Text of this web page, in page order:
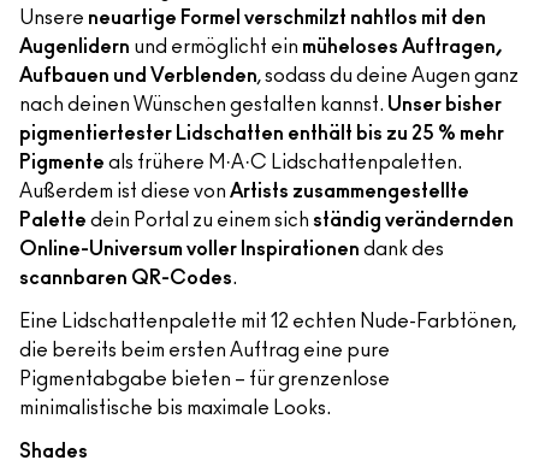
Unsere neuartige Formel verschmilzt nahtlos mit den
Augenlidern und ermöglicht ein müheloses Auftragen,
Aufbauen und Verblenden, sodass du deine Augen ganz
nach deinen Wünschen gestalten kannst. Unser bisher
pigmentiertester Lidschatten enthält bis zu 25 % mehr
Pigmente als frühere M·A·C Lidschattenpaletten.
Außerdem ist diese von Artists zusammengestellte
Palette dein Portal zu einem sich ständig verändernden
Online-Universum voller Inspirationen dank des
scannbaren QR-Codes.
Eine Lidschattenpalette mit 12 echten Nude-Farbtönen,
die bereits beim ersten Auftrag eine pure
Pigmentabgabe bieten – für grenzenlose
minimalistische bis maximale Looks.
Shades